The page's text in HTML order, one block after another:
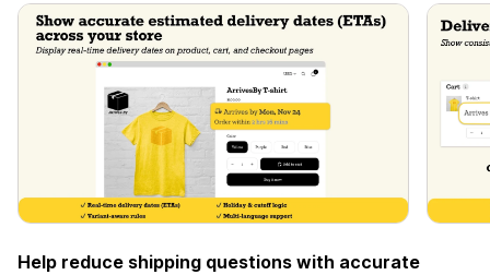
Help reduce shipping questions with accurate